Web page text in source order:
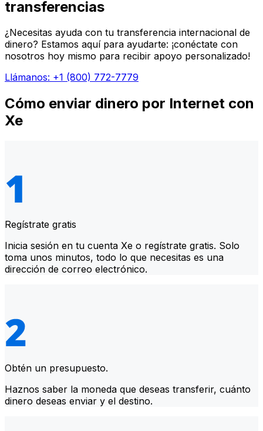
transferencias
¿Necesitas ayuda con tu transferencia internacional de
dinero? Estamos aquí para ayudarte: ¡conéctate con
nosotros hoy mismo para recibir apoyo personalizado!
Llámanos: +1 (800) 772-7779
Cómo enviar dinero por Internet con
Xe
Regístrate gratis
Inicia sesión en tu cuenta Xe o regístrate gratis. Solo
toma unos minutos, todo lo que necesitas es una
dirección de correo electrónico.
Obtén un presupuesto.
Haznos saber la moneda que deseas transferir, cuánto
dinero deseas enviar y el destino.